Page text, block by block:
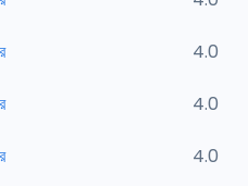
4.0
4.0
4.0